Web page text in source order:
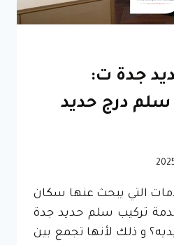
جدة ت:
– سلم درج حديد
التي يبحث عنها سكان
تركيب سلم حديد جدة
و ذلك لأنها تجمع بين